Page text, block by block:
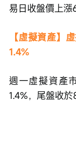
易日收盤價上漲
【虛擬資產】
1.4%
週一虛擬資產
1.4%，尾盤收